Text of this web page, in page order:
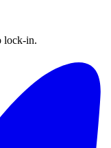
lock-in.